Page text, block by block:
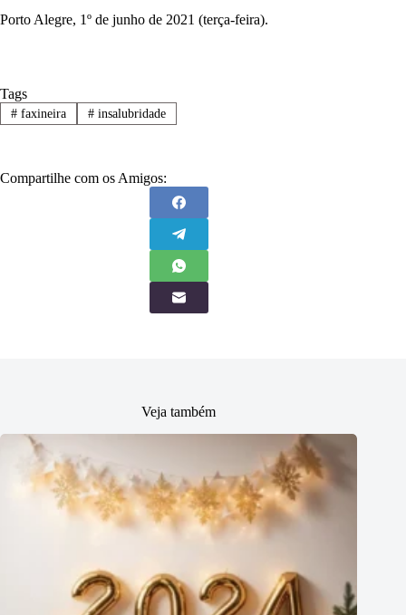
Porto Alegre, 1º de junho de 2021 (terça-feira).
Tags
#faxineira #insalubridade
Compartilhe com os Amigos:
Veja também